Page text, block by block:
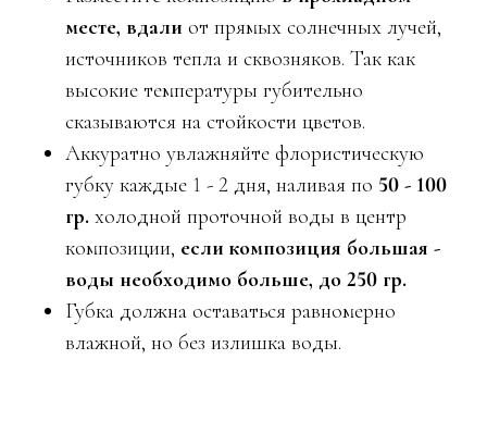
месте, вдали от прямых солнечных лучей,
источников тепла и сквозняков. Так как
высокие температуры губительно
сказываются на стойкости цветов.
Аккуратно увлажняйте флористическую
губку каждые 1 - 2 дня, наливая по 50 - 100
гр. холодной проточной воды в центр
композиции, если композиция большая -
воды необходимо больше, до 250 гр.
Губка должна оставаться равномерно
влажной, но без излишка воды.